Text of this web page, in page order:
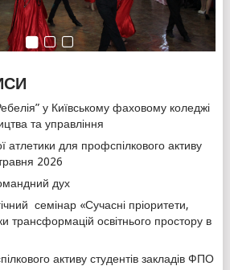
у Київському фаховому коледжі
та управління
атлетики для профспілкового активу
2026
дух
семінар «Сучасні пріоритети,
трансформацій освітнього простору в
активу студентів закладів ФПО